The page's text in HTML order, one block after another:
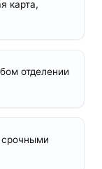
карта,
отделении